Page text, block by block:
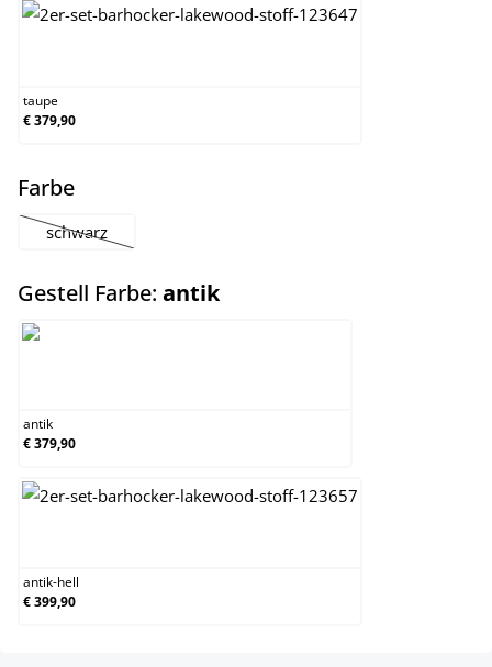
taupe
€ 379,90
Farbeauswählen
schwarz
(Diese Option ist zurzeit nicht verfügbar.)
Gestell Farbe: antikauswählen
antik
€ 379,90
antik-hell
€ 399,90